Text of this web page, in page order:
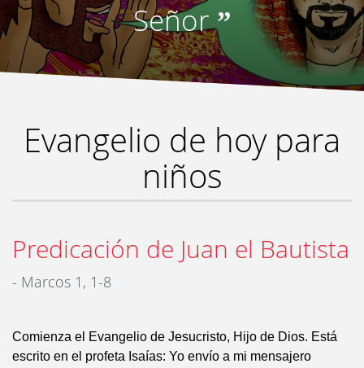
Señor”
Evangelio de hoy para
niños
Predicación de Juan el Bautista
- Marcos 1, 1-8
Comienza el Evangelio de Jesucristo, Hijo de Dios. Está
escrito en el profeta Isaías: Yo envío a mi mensajero